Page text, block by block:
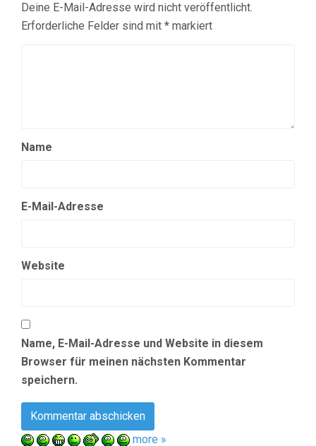
Deine E-Mail-Adresse wird nicht veröffentlicht.
Erforderliche Felder sind mit * markiert
Name
E-Mail-Adresse
Website
Name, E-Mail-Adresse und Website in diesem
Browser für meinen nächsten Kommentar
speichern.
more »